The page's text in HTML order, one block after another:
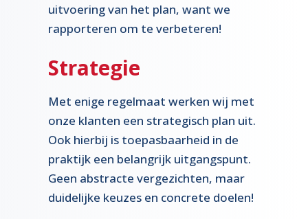
uitvoering van het plan, want we
rapporteren om te verbeteren!
Strategie
Met enige regelmaat werken wij met
onze klanten een strategisch plan uit.
Ook hierbij is toepasbaarheid in de
praktijk een belangrijk uitgangspunt.
Geen abstracte vergezichten, maar
duidelijke keuzes en concrete doelen!